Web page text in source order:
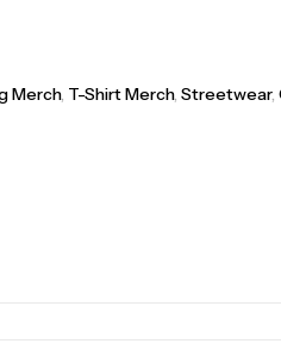
Merch, T-Shirt Merch, Streetwear,